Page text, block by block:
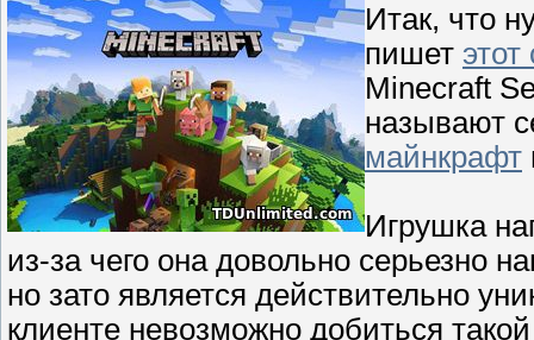
Итак, что
пишет этот
Minecraft
называют
майнкрафт
Игрушка
из-за чего она довольно серьезно
но зато является действительно
клиенте невозможно добиться